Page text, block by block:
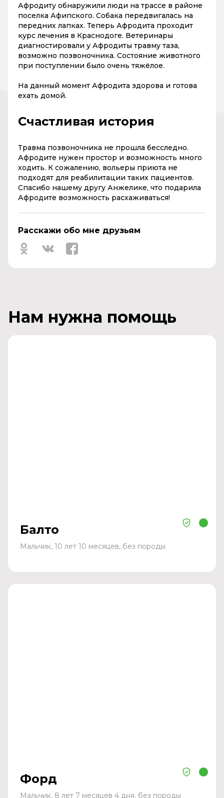
Афродиту обнаружили люди на трассе в районе
поселка Афипского. Собака передвигалась на
передних лапках. Теперь Афродита проходит
курс лечения в Краснодоге. Ветеринары
диагностировали у Афродиты травму таза,
возможно позвоночника. Состояние животного
при поступлении было очень тяжёлое.
На данный момент Афродита здорова и готова
ехать домой.
Счастливая история
Травма позвоночника не прошла бесследно.
Афродите нужен простор и возможность много
ходить. К сожалению, вольеры приюта не
подходят для реабилитации таких пациентов.
Спасибо нашему другу Анжелике, что подарила
Афродите возможность расхаживаться!
Расскажи обо мне друзьям
Нам нужна помощь
Балто
Мальчик, 10 лет 10 месяцев, без породы
Форд
Мальчик, 8 лет 7 месяцев 4 дня, без породы